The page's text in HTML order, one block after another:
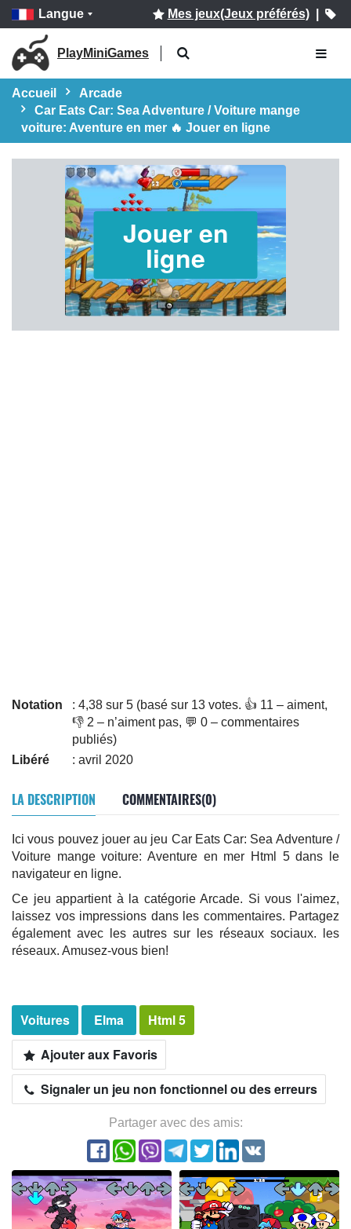
Langue Mes jeux(Jeux préférés)|
PlayMiniGames
Accueil
Arcade
Car Eats Car: Sea Adventure / Voiture mange
voiture: Aventure en mer 🔥 Jouer en ligne
Jouer en
ligne
Notation
: 4,38 sur 5 (basé sur 13 votes. 👍 11 – aiment,
👎 2 – n’aiment pas, 💬 0 – commentaires
publiés)
Libéré
: avril 2020
LA DESCRIPTION COMMENTAIRES(0)
Ici vous pouvez jouer au jeu Car Eats Car: Sea Adventure /
Voiture mange voiture: Aventure en mer Html 5 dans le
navigateur en ligne.
Ce jeu appartient à la catégorie Arcade. Si vous l'aimez,
laissez vos impressions dans les commentaires. Partagez
également avec les autres sur les réseaux sociaux. les
réseaux. Amusez-vous bien!
Voitures Elma
Html 5
Ajouter aux Favoris
Signaler un jeu non fonctionnel ou des erreurs
Partager avec des amis: